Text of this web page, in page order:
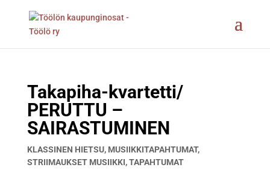
Takapiha-kvartetti/
PERUTTU –
SAIRASTUMINEN
KLASSINEN HIETSU, MUSIIKKITAPAHTUMAT,
STRIIMAUKSET MUSIIKKI,TAPAHTUMAT